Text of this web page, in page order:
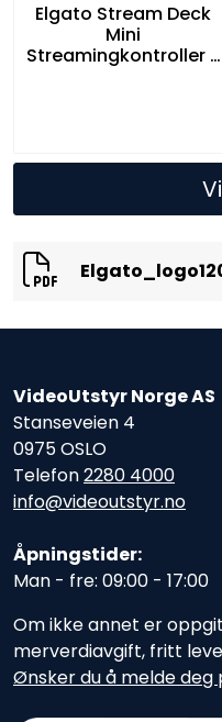
Elgato Stream Deck
Mini
Streamingkontroller 6
VideoUtstyr Norge AS
Stanseveien 4
0975 OSLO
Telefon2280 4000
info@videoutstyr.no
Åpningstider:
Man - fre: 09:00 - 17:00
Om ikke annet er
merverdiavgift, fritt
Ønsker du å melde